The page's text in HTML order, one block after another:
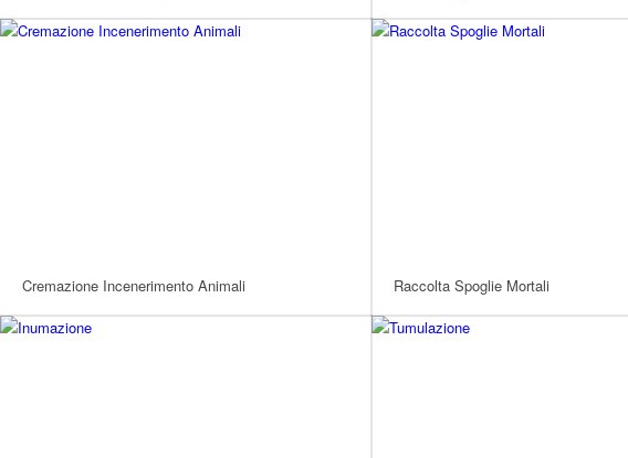
Cremazione Incenerimento Animali Raccolta Spoglie Mortali